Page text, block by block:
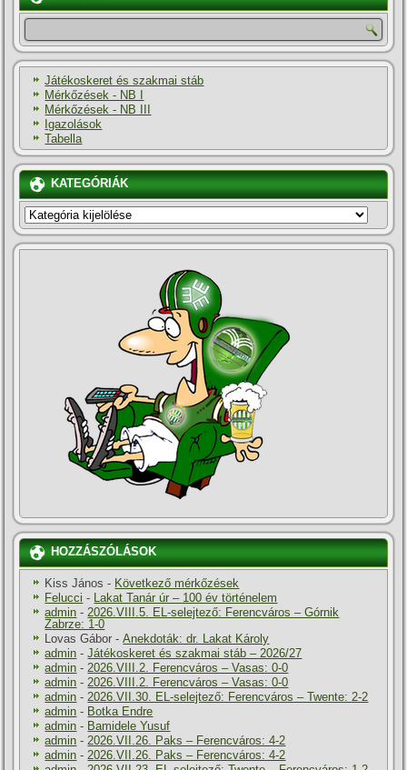
Játékoskeret és szakmai stáb
Mérkőzések - NB I
Mérkőzések - NB III
Igazolások
Tabella
KATEGÓRIÁK
KATEGÓRIÁK
HOZZÁSZÓLÁSOK
Kiss János - Következő mérkőzések
Felucci - Lakat Tanár úr – 100 év történelem
admin -2026.VIII.5. EL-selejtező: Ferencváros – Górnik
Zabrze: 1-0
Lovas Gábor -Anekdoták: dr. Lakat Károly
admin -Játékoskeret és szakmai stáb – 2026/27
admin -2026.VIII.2. Ferencváros – Vasas: 0-0
admin -2026.VIII.2. Ferencváros – Vasas: 0-0
admin -2026.VII.30. EL-selejtező: Ferencváros – Twente: 2-2
admin - Botka Endre
admin - Bamidele Yusuf
admin -2026.VII.26. Paks – Ferencváros: 4-2
admin -2026.VII.26. Paks – Ferencváros: 4-2